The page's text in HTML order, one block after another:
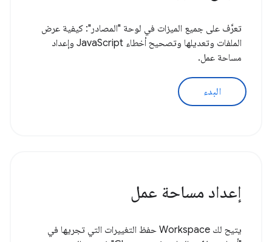
تعرَّف على جميع الميزات في لوحة "المصادر": كيفية عرض
الملفات وتعديلها وتصحيح أخطاء JavaScript وإعداد
مساحة عمل.
البدء
إعداد مساحة عمل
يتيح لك Workspace حفظ التغييرات التي تجريها في